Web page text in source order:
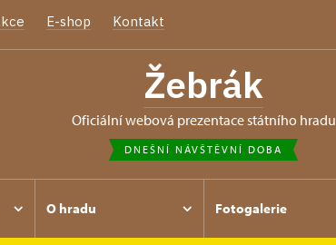
E-shop Kontakt
Žebrák
oficiální webová prezentace státního hradu
DNEŠNÍ NÁVŠTĚVNÍ DOBA
O hradu Fotogalerie